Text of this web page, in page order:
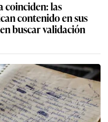
coinciden: las
contenido en sus
buscar validación